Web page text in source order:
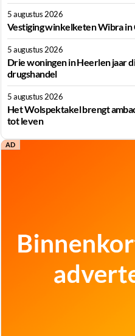
5 augustus 2026
Vestiging winkelketen Wibra
5 augustus 2026
Drie woningen in Heerlen jaar
drugshandel
5 augustus 2026
Het Wolspektakel brengt
tot leven
AD